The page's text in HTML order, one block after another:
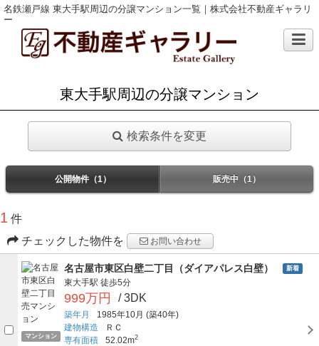
名鉄瀬戸線 東大手駅周辺の分譲マンション一覧｜株式会社不動産ギャラリ
ー
東大手駅周辺の分譲マンション
検索条件を変更
公開物件（1） 販売中（1）
1 件
チェックした物件を
お問い合わせ
マンション
名古屋市東区白壁二丁目（ダイアパレス白壁） 新着
東大手駅 徒歩5分
999万円 / 3DK
築年月 1985年10月 (築40年)
建物構造
ＲＣ
専有面積
52.02m2